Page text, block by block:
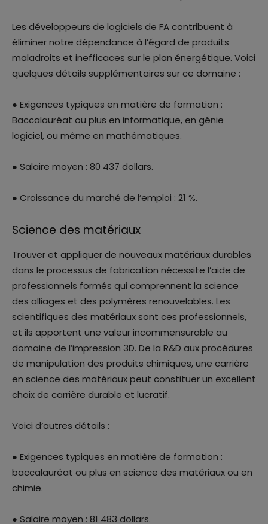
Les développeurs de logiciels de FA contribuent à
éliminer notre dépendance à l’égard de produits
maladroits et inefficaces sur le plan énergétique. Voici
quelques détails supplémentaires sur ce domaine :
● Exigences typiques en matière de formation :
Baccalauréat ou plus en informatique, en génie
logiciel, ou même en mathématiques.
● Salaire moyen : 80 437 dollars.
● Croissance du marché de l’emploi : 21 %.
Science des matériaux
Trouver et appliquer de nouveaux matériaux durables
dans le processus de fabrication nécessite l’aide de
professionnels formés qui comprennent la science
des alliages et des polymères renouvelables. Les
scientifiques des matériaux sont ces professionnels,
et ils apportent une valeur incommensurable au
domaine de l’impression 3D. De la R&D aux procédures
de manipulation des produits chimiques, une carrière
en science des matériaux peut constituer un excellent
choix de carrière durable et lucratif.
Voici d’autres détails :
● Exigences typiques en matière de formation :
baccalauréat ou plus en science des matériaux ou en
chimie.
● Salaire moyen : 81 483 dollars.